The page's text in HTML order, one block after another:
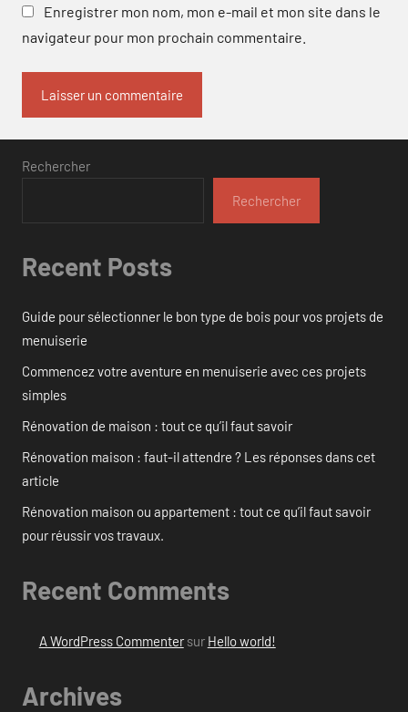
Enregistrer mon nom, mon e-mail et mon site dans le
navigateur pour mon prochain commentaire.
Rechercher
Rechercher
Recent Posts
Guide pour sélectionner le bon type de bois pour vos projets de
menuiserie
Commencez votre aventure en menuiserie avec ces projets
simples
Rénovation de maison : tout ce qu’il faut savoir
Rénovation maison : faut-il attendre ? Les réponses dans cet
article
Rénovation maison ou appartement : tout ce qu’il faut savoir
pour réussir vos travaux.
Recent Comments
A WordPress Commentersur Hello world!
Archives